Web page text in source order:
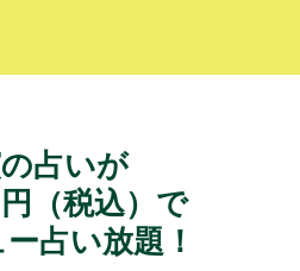
占いが
（税込）で
占い放題！